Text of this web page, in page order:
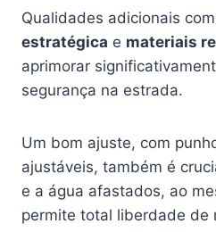
Qualidades adicionais
estratégica e materiais
aprimorar
segurança na estrada.
Um bom ajuste, com
ajustáveis, também é
e a água afastados, ao
permite total liberdade de